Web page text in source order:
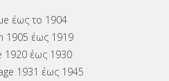
έως το 1904
1905 έως 1919
1920 έως 1930
1931 έως 1945